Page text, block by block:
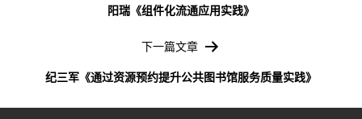
阳瑞《组件化流通应用实践》
下一篇文章
纪三军《通过资源预约提升公共图书馆服务质量实践》